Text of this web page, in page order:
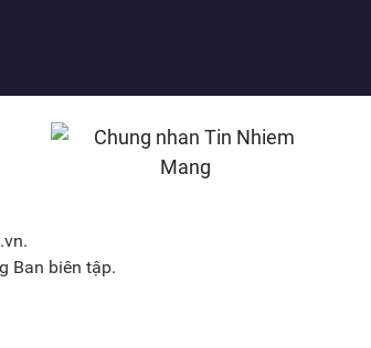
Ban biên tập.